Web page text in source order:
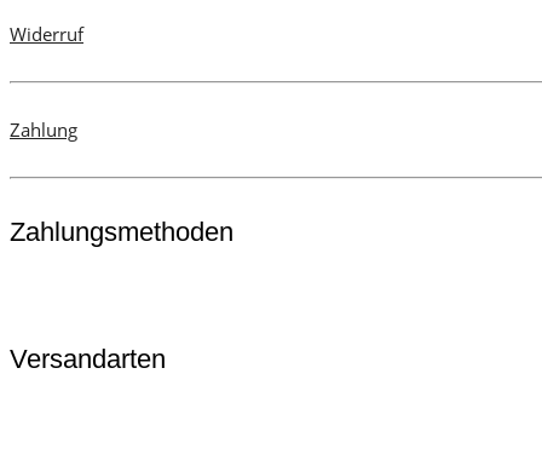
Widerruf
Zahlung
Zahlungsmethoden
Versandarten